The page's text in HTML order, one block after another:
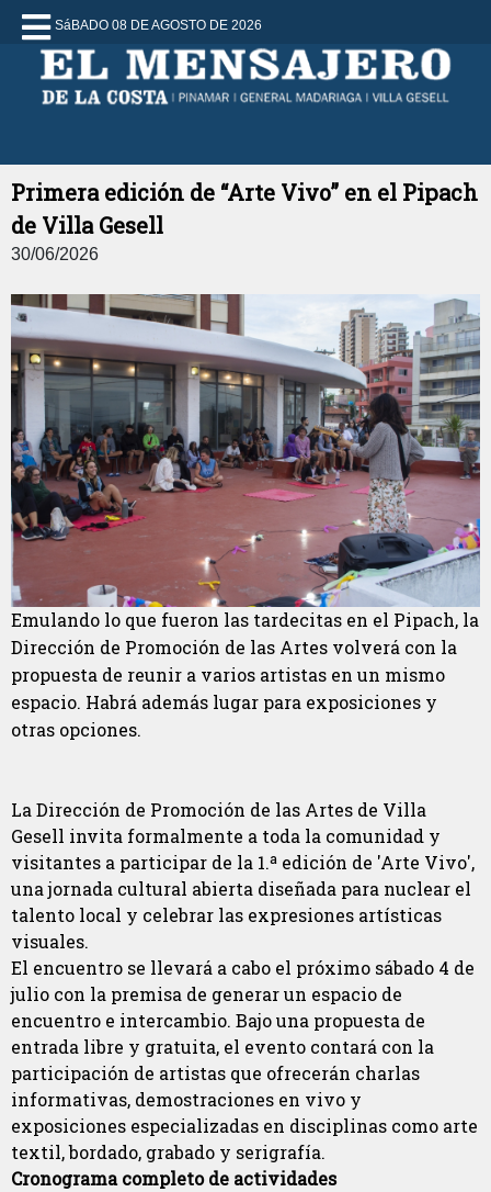
SáBADO 08 DE AGOSTO DE 2026
Primera edición de “Arte Vivo” en el Pipach
de Villa Gesell
30/06/2026
Emulando lo que fueron las tardecitas en el Pipach, la
Dirección de Promoción de las Artes volverá con la
propuesta de reunir a varios artistas en un mismo
espacio. Habrá además lugar para exposiciones y
otras opciones.
La Dirección de Promoción de las Artes de Villa
Gesell invita formalmente a toda la comunidad y
visitantes a participar de la 1.ª edición de 'Arte Vivo',
una jornada cultural abierta diseñada para nuclear el
talento local y celebrar las expresiones artísticas
visuales.
El encuentro se llevará a cabo el próximo sábado 4 de
julio con la premisa de generar un espacio de
encuentro e intercambio. Bajo una propuesta de
entrada libre y gratuita, el evento contará con la
participación de artistas que ofrecerán charlas
informativas, demostraciones en vivo y
exposiciones especializadas en disciplinas como arte
textil, bordado, grabado y serigrafía.
Cronograma completo de actividades